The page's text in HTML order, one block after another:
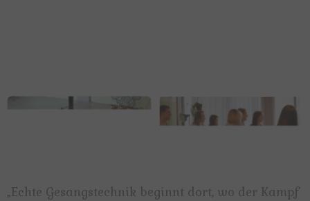
„Echte Gesangstechnik beginnt dort, wo der Kampf